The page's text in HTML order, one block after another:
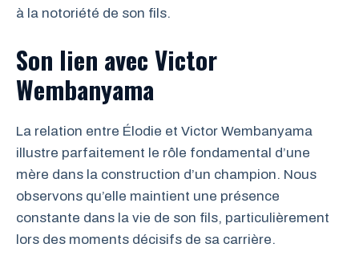
à la notoriété de son fils.
Son lien avec Victor
Wembanyama
La relation entre Élodie et Victor Wembanyama
illustre parfaitement le rôle fondamental d’une
mère dans la construction d’un champion. Nous
observons qu’elle maintient une présence
constante dans la vie de son fils, particulièrement
lors des moments décisifs de sa carrière.